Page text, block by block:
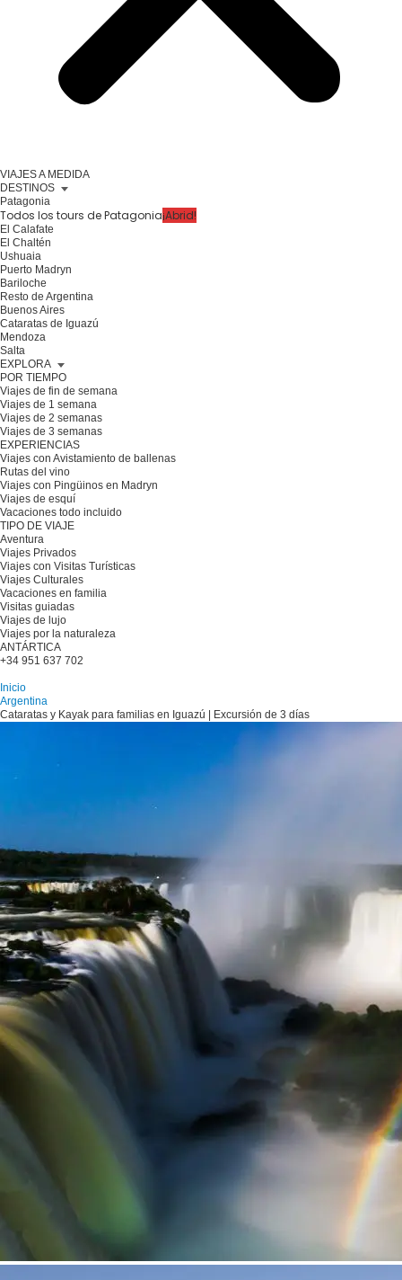
VIAJES A MEDIDA
DESTINOS
Patagonia
Todos los tours de Patagonia¡Abrid!
El Calafate
El Chaltén
Ushuaia
Puerto Madryn
Bariloche
Resto de Argentina
Buenos Aires
Cataratas de Iguazú
Mendoza
Salta
EXPLORA
POR TIEMPO
Viajes de fin de semana
Viajes de 1 semana
Viajes de 2 semanas
Viajes de 3 semanas
EXPERIENCIAS
Viajes con Avistamiento de ballenas
Rutas del vino
Viajes con Pingüinos en Madryn
Viajes de esquí
Vacaciones todo incluido
TIPO DE VIAJE
Aventura
Viajes Privados
Viajes con Visitas Turísticas
Viajes Culturales
Vacaciones en familia
Visitas guiadas
Viajes de lujo
Viajes por la naturaleza
ANTÁRTICA
+34 951 637 702
Inicio
Argentina
Cataratas y Kayak para familias en Iguazú | Excursión de 3 días